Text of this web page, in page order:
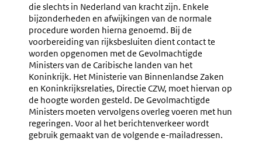
5.13-
5.15)
die slechts in Nederland van kracht zijn. Enkele
bijzonderheden en afwijkingen van de normale
procedure worden hierna genoemd. Bij de
voorbereiding van rijksbesluiten dient contact te
worden opgenomen met de Gevolmachtigde
Ministers van de Caribische landen van het
Koninkrijk. Het Ministerie van Binnenlandse Zaken
en Koninkrijksrelaties, Directie CZW, moet hiervan op
de hoogte worden gesteld. De Gevolmachtigde
Ministers moeten vervolgens overleg voeren met hun
regeringen. Voor al het berichtenverkeer wordt
gebruik gemaakt van de volgende e-mailadressen.